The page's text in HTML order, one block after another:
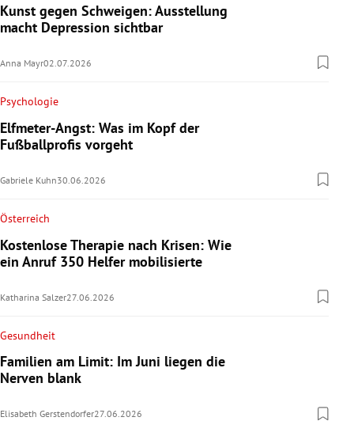
Kunst gegen Schweigen: Ausstellung
macht Depression sichtbar
Anna Mayr02.07.2026
Psychologie
Elfmeter-Angst: Was im Kopf der
Fußballprofis vorgeht
Gabriele Kuhn30.06.2026
Österreich
Kostenlose Therapie nach Krisen: Wie
ein Anruf 350 Helfer mobilisierte
Katharina Salzer27.06.2026
Gesundheit
Familien am Limit: Im Juni liegen die
Nerven blank
Elisabeth Gerstendorfer27.06.2026